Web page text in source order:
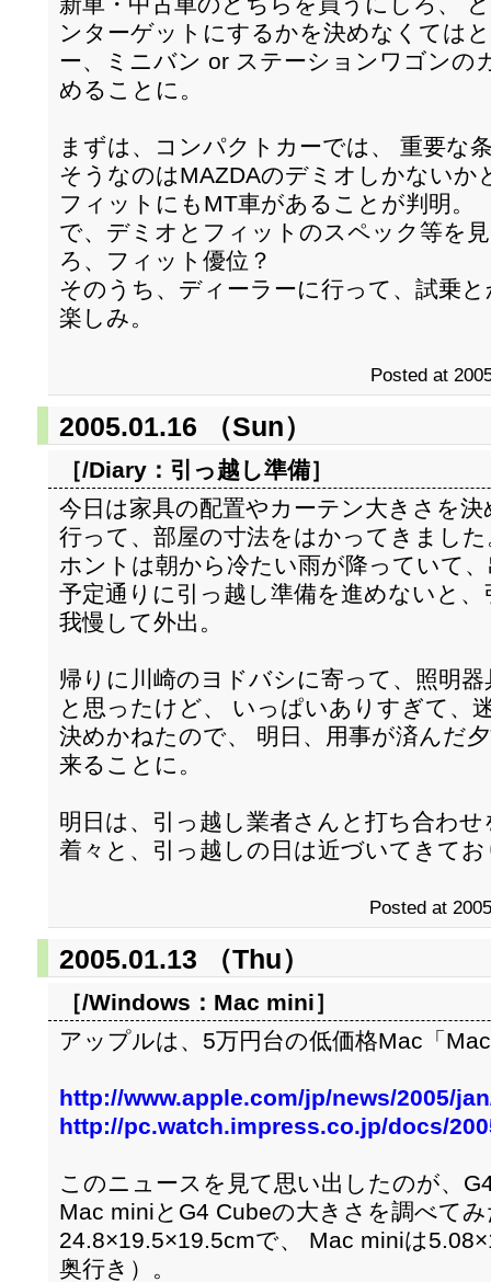
ンターゲットにするかを決めなくては
ー、ミニバン or ステーションワゴンの
めることに。
まずは、コンパクトカーでは、 重要な
そうなのはMAZDAのデミオしかないか
フィットにもMT車があることが判明。
で、デミオとフィットのスペック等を
ろ、フィット優位？
そのうち、ディーラーに行って、試乗
楽しみ。
Posted at
2005.01.16 （Sun）
［/Diary： 引っ越し準備］
今日は家具の配置やカーテン大きさを
行って、部屋の寸法をはかってきました
ホントは朝から冷たい雨が降っていて
予定通りに引っ越し準備を進めないと
我慢して外出。
帰りに川崎のヨドバシに寄って、照明
と思ったけど、 いっぱいありすぎて、
決めかねたので、 明日、用事が済んだ
来ることに。
明日は、引っ越し業者さんと打ち合わ
着々と、引っ越しの日は近づいてきて
Posted at
2005.01.13 （Thu）
［/Windows： Mac mini］
アップルは、5万円台の低価格Mac「
http://www.apple.com/jp/news/2005/
http://pc.watch.impress.co.jp/docs/
このニュースを見て思い出したのが、
Mac miniとG4 Cubeの大きさを調べて
24.8×19.5×19.5cmで、 Mac miniは
奥行き）。